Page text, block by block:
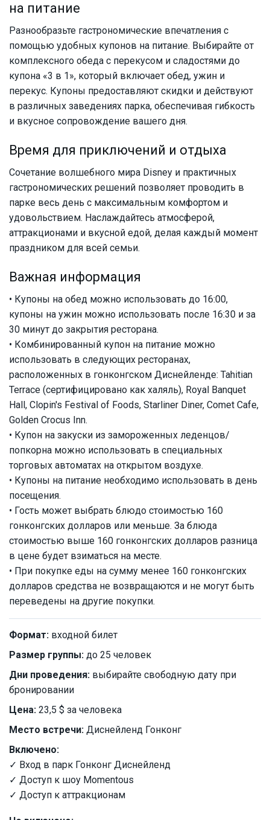
на питание
Разнообразьте гастрономические впечатления с
помощью удобных купонов на питание. Выбирайте от
комплексного обеда с перекусом и сладостями до
купона «3 в 1», который включает обед, ужин и
перекус. Купоны предоставляют скидки и действуют
в различных заведениях парка, обеспечивая гибкость
и вкусное сопровождение вашего дня.
Время для приключений и отдыха
Сочетание волшебного мира Disney и практичных
гастрономических решений позволяет проводить в
парке весь день с максимальным комфортом и
удовольствием. Наслаждайтесь атмосферой,
аттракционами и вкусной едой, делая каждый момент
праздником для всей семьи.
Важная информация
• Купоны на обед можно использовать до 16:00,
купоны на ужин можно использовать после 16:30 и за
30 минут до закрытия ресторана.
• Комбинированный купон на питание можно
использовать в следующих ресторанах,
расположенных в гонконгском Диснейленде: Tahitian
Terrace (сертифицировано как халяль), Royal Banquet
Hall, Clopin's Festival of Foods, Starliner Diner, Comet Cafe,
Golden Crocus Inn.
• Купон на закуски из замороженных леденцов/
попкорна можно использовать в специальных
торговых автоматах на открытом воздухе.
• Купоны на питание необходимо использовать в день
посещения.
• Гость может выбрать блюдо стоимостью 160
гонконгских долларов или меньше. За блюда
стоимостью выше 160 гонконгских долларов разница
в цене будет взиматься на месте.
• При покупке еды на сумму менее 160 гонконгских
долларов средства не возвращаются и не могут быть
переведены на другие покупки.
Формат: входной билет
Размер группы: до 25 человек
Дни проведения: выбирайте свободную дату при
бронировании
Цена: 23,5 $ за человека
Место встречи: Диснейленд Гонконг
Включено:
✓ Вход в парк Гонконг Диснейленд
✓ Доступ к шоу Momentous
✓ Доступ к аттракционам